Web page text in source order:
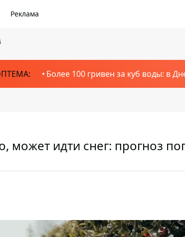
Реклама
Более 100 гривен за куб воды: в
может идти снег: прогноз